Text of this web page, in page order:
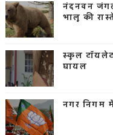
नंदनवन
भालू की
स्कूल
घायल
नगर निगम में